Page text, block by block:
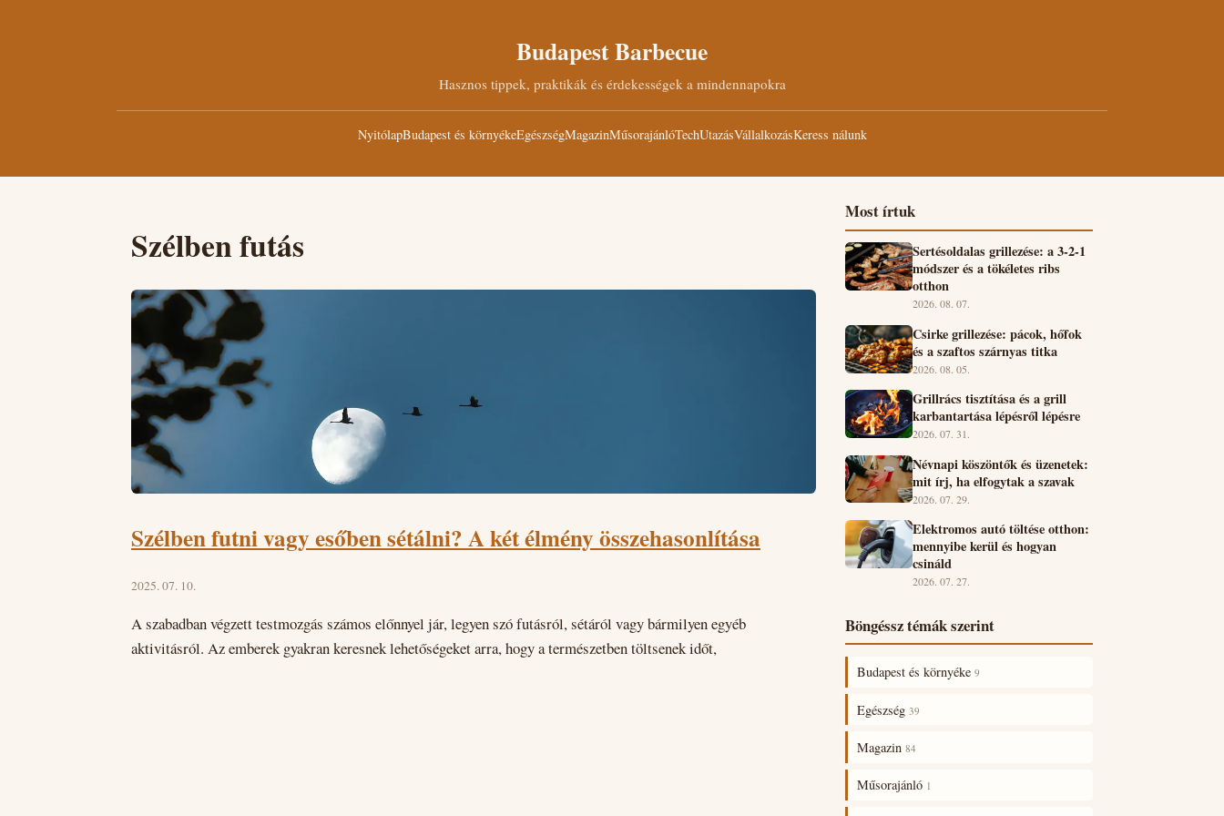
Budapest Barbecue
Hasznos tippek, praktikák és érdekességek a mindennapokra
NyitólapBudapest és környékeEgészségMagazinMűsorajánlóTechUtazásVállalkozásKeress nálunk
Szélben futás
Szélben futni vagy esőben sétálni? A két élmény összehasonlítása
2025. 07. 10.
A szabadban végzett testmozgás számos előnnyel jár, legyen szó futásról, sétáról vagy bármilyen egyéb
aktivitásról. Az emberek gyakran keresnek lehetőségeket arra, hogy a természetben töltsenek időt,
Most írtuk
Sertésoldalas grillezése: a 3-2-1
módszer és a tökéletes ribs
otthon
2026. 08. 07.
Csirke grillezése: pácok, hőfok
és a szaftos szárnyas titka
2026. 08. 05.
Grillrács tisztítása és a grill
karbantartása lépésről lépésre
2026. 07. 31.
Névnapi köszöntők és üzenetek:
mit írj, ha elfogytak a szavak
2026. 07. 29.
Elektromos autó töltése otthon:
mennyibe kerül és hogyan
csináld
2026. 07. 27.
Böngéssz témák szerint
Budapest és környéke 9
Egészség 39
Magazin 84
Műsorajánló 1